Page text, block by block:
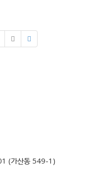
(가산동 549-1)